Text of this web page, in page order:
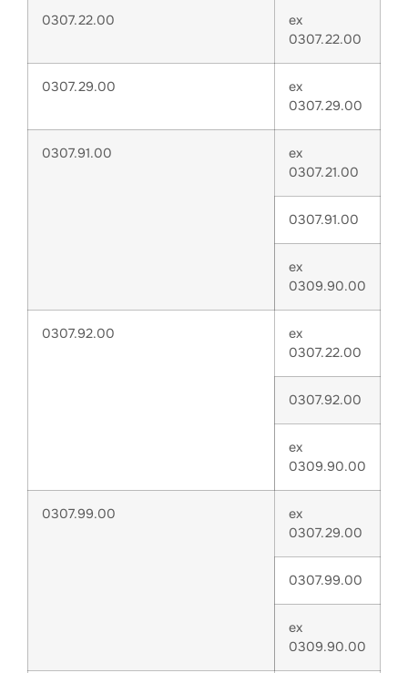
0307.22.00
ex
0307.22.00
0307.29.00
ex
0307.29.00
0307.91.00
ex
0307.21.00
0307.91.00
ex
0309.90.00
0307.92.00
ex
0307.22.00
0307.92.00
ex
0309.90.00
0307.99.00
ex
0307.29.00
0307.99.00
ex
0309.90.00